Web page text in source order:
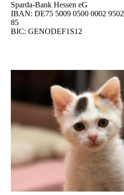
Sparda-Bank Hessen eG
IBAN: DE75 5009 0500 0002 9502
85
BIC: GENODEF1S12